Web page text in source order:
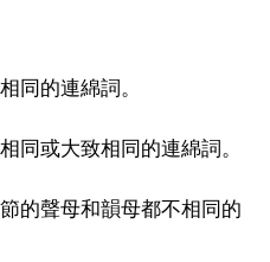
同的連綿詞。
同或大致相同的連綿詞。
的聲母和韻母都不相同的